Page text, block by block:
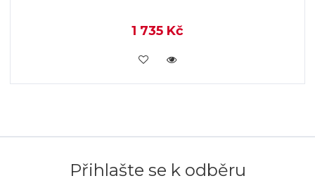
1 735 Kč
KOUPIT
Přihlašte se k odběru